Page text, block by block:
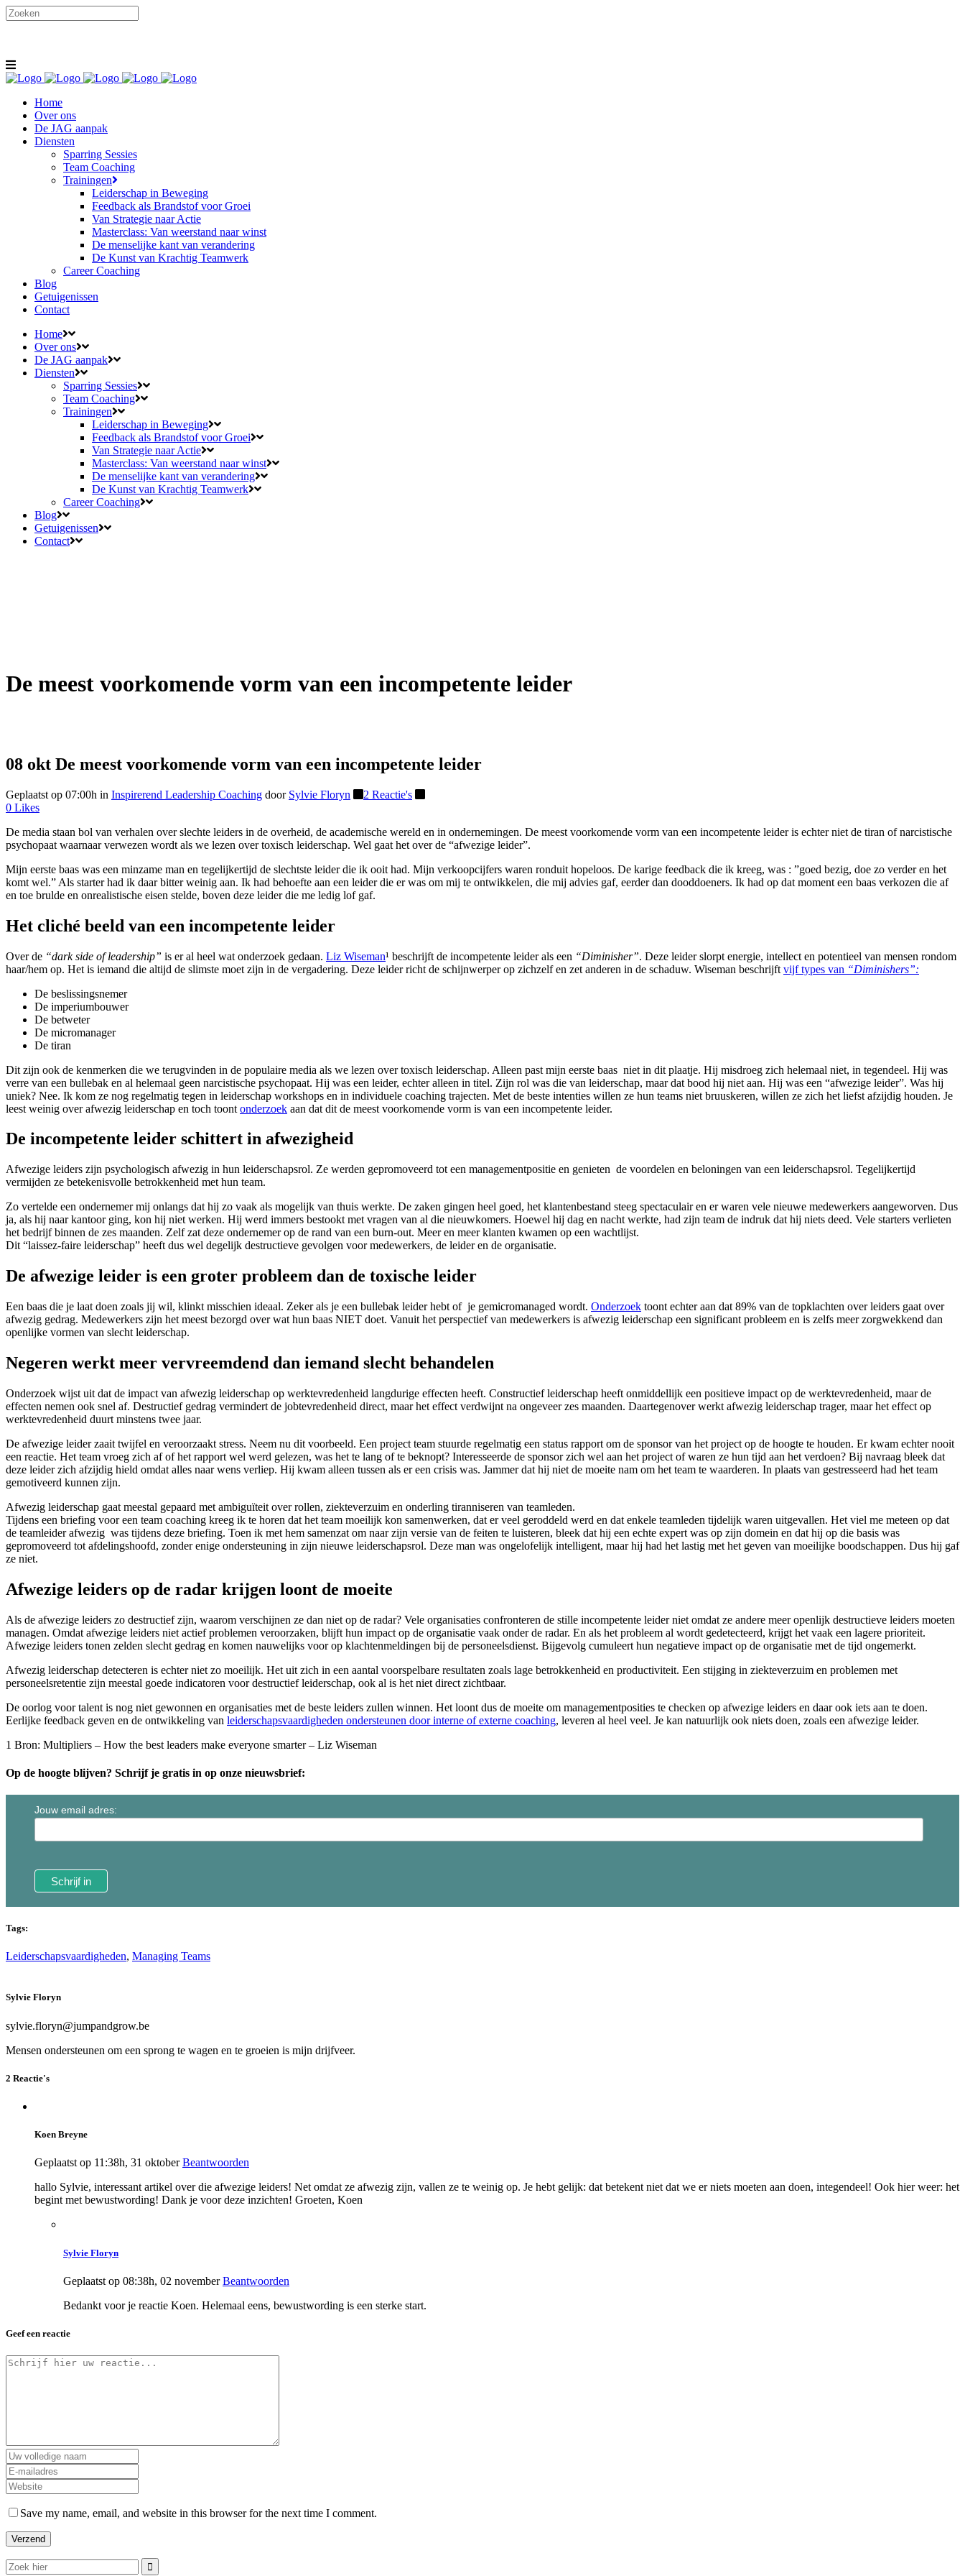
Home
Over ons
De JAG aanpak
Diensten
Sparring Sessies
Team Coaching
Trainingen
Leiderschap in Beweging
Feedback als Brandstof voor Groei
Van Strategie naar Actie
Masterclass: Van weerstand naar winst
De menselijke kant van verandering
De Kunst van Krachtig Teamwerk
Career Coaching
Blog
Getuigenissen
Contact
Home
Over ons
De JAG aanpak
Diensten
Sparring Sessies
Team Coaching
Trainingen
Leiderschap in Beweging
Feedback als Brandstof voor Groei
Van Strategie naar Actie
Masterclass: Van weerstand naar winst
De menselijke kant van verandering
De Kunst van Krachtig Teamwerk
Career Coaching
Blog
Getuigenissen
Contact
De meest voorkomende vorm van een incompetente leider
08 okt De meest voorkomende vorm van een incompetente leider
Geplaatst op 07:00h in Inspirerend Leadership Coaching door Sylvie Floryn
2 Reactie's
0 Likes
De media staan bol van verhalen over slechte leiders in de overheid, de academische wereld en in ondernemingen. De meest voorkomende vorm van een incompetente leider is echter niet de tiran of narcistische
psychopaat waarnaar verwezen wordt als we lezen over toxisch leiderschap. Wel gaat het over de “afwezige leider”.
Mijn eerste baas was een minzame man en tegelijkertijd de slechtste leider die ik ooit had. Mijn verkoopcijfers waren ronduit hopeloos. De karige feedback die ik kreeg, was : ”goed bezig, doe zo verder en het
komt wel.” Als starter had ik daar bitter weinig aan. Ik had behoefte aan een leider die er was om mij te ontwikkelen, die mij advies gaf, eerder dan dooddoeners. Ik had op dat moment een baas verkozen die af
en toe brulde en onrealistische eisen stelde, boven deze leider die me ledig lof gaf.
Het cliché beeld van een incompetente leider
Over de “dark side of leadership” is er al heel wat onderzoek gedaan. Liz Wiseman¹ beschrijft de incompetente leider als een “Diminisher”. Deze leider slorpt energie, intellect en potentieel van mensen rondom
haar/hem op. Het is iemand die altijd de slimste moet zijn in de vergadering. Deze leider richt de schijnwerper op zichzelf en zet anderen in de schaduw. Wiseman beschrijft vijf types van “Diminishers”:
De beslissingsnemer
De imperiumbouwer
De betweter
De micromanager
De tiran
Dit zijn ook de kenmerken die we terugvinden in de populaire media als we lezen over toxisch leiderschap. Alleen past mijn eerste baas niet in dit plaatje. Hij misdroeg zich helemaal niet, in tegendeel. Hij was
verre van een bullebak en al helemaal geen narcistische psychopaat. Hij was een leider, echter alleen in titel. Zijn rol was die van leiderschap, maar dat bood hij niet aan. Hij was een “afwezige leider”. Was hij
uniek? Nee. Ik kom ze nog regelmatig tegen in leiderschap workshops en in individuele coaching trajecten. Met de beste intenties willen ze hun teams niet bruuskeren, willen ze zich het liefst afzijdig houden. Je
leest weinig over afwezig leiderschap en toch toont onderzoek aan dat dit de meest voorkomende vorm is van een incompetente leider.
De incompetente leider schittert in afwezigheid
Afwezige leiders zijn psychologisch afwezig in hun leiderschapsrol. Ze werden gepromoveerd tot een managementpositie en genieten de voordelen en beloningen van een leiderschapsrol. Tegelijkertijd
vermijden ze betekenisvolle betrokkenheid met hun team.
Zo vertelde een ondernemer mij onlangs dat hij zo vaak als mogelijk van thuis werkte. De zaken gingen heel goed, het klantenbestand steeg spectaculair en er waren vele nieuwe medewerkers aangeworven. Dus
ja, als hij naar kantoor ging, kon hij niet werken. Hij werd immers bestookt met vragen van al die nieuwkomers. Hoewel hij dag en nacht werkte, had zijn team de indruk dat hij niets deed. Vele starters verlieten
het bedrijf binnen de zes maanden. Zelf zat deze ondernemer op de rand van een burn-out. Meer en meer klanten kwamen op een wachtlijst.
Dit “laissez-faire leiderschap” heeft dus wel degelijk destructieve gevolgen voor medewerkers, de leider en de organisatie.
De afwezige leider is een groter probleem dan de toxische leider
Een baas die je laat doen zoals jij wil, klinkt misschien ideaal. Zeker als je een bullebak leider hebt of je gemicromanaged wordt. Onderzoek toont echter aan dat 89% van de topklachten over leiders gaat over
afwezig gedrag. Medewerkers zijn het meest bezorgd over wat hun baas NIET doet. Vanuit het perspectief van medewerkers is afwezig leiderschap een significant probleem en is zelfs meer zorgwekkend dan
openlijke vormen van slecht leiderschap.
Negeren werkt meer vervreemdend dan iemand slecht behandelen
Onderzoek wijst uit dat de impact van afwezig leiderschap op werktevredenheid langdurige effecten heeft. Constructief leiderschap heeft onmiddellijk een positieve impact op de werktevredenheid, maar de
effecten nemen ook snel af. Destructief gedrag vermindert de jobtevredenheid direct, maar het effect verdwijnt na ongeveer zes maanden. Daartegenover werkt afwezig leiderschap trager, maar het effect op
werktevredenheid duurt minstens twee jaar.
De afwezige leider zaait twijfel en veroorzaakt stress. Neem nu dit voorbeeld. Een project team stuurde regelmatig een status rapport om de sponsor van het project op de hoogte te houden. Er kwam echter nooit
een reactie. Het team vroeg zich af of het rapport wel werd gelezen, was het te lang of te beknopt? Interesseerde de sponsor zich wel aan het project of waren ze hun tijd aan het verdoen? Bij navraag bleek dat
deze leider zich afzijdig hield omdat alles naar wens verliep. Hij kwam alleen tussen als er een crisis was. Jammer dat hij niet de moeite nam om het team te waarderen. In plaats van gestresseerd had het team
gemotiveerd kunnen zijn.
Afwezig leiderschap gaat meestal gepaard met ambiguïteit over rollen, ziekteverzuim en onderling tiranniseren van teamleden.
Tijdens een briefing voor een team coaching kreeg ik te horen dat het team moeilijk kon samenwerken, dat er veel geroddeld werd en dat enkele teamleden tijdelijk waren uitgevallen. Het viel me meteen op dat
de teamleider afwezig was tijdens deze briefing. Toen ik met hem samenzat om naar zijn versie van de feiten te luisteren, bleek dat hij een echte expert was op zijn domein en dat hij op die basis was
gepromoveerd tot afdelingshoofd, zonder enige ondersteuning in zijn nieuwe leiderschapsrol. Deze man was ongelofelijk intelligent, maar hij had het lastig met het geven van moeilijke boodschappen. Dus hij gaf
ze niet.
Afwezige leiders op de radar krijgen loont de moeite
Als de afwezige leiders zo destructief zijn, waarom verschijnen ze dan niet op de radar? Vele organisaties confronteren de stille incompetente leider niet omdat ze andere meer openlijk destructieve leiders moeten
managen. Omdat afwezige leiders niet actief problemen veroorzaken, blijft hun impact op de organisatie vaak onder de radar. En als het probleem al wordt gedetecteerd, krijgt het vaak een lagere prioriteit.
Afwezige leiders tonen zelden slecht gedrag en komen nauwelijks voor op klachtenmeldingen bij de personeelsdienst. Bijgevolg cumuleert hun negatieve impact op de organisatie met de tijd ongemerkt.
Afwezig leiderschap detecteren is echter niet zo moeilijk. Het uit zich in een aantal voorspelbare resultaten zoals lage betrokkenheid en productiviteit. Een stijging in ziekteverzuim en problemen met
personeelsretentie zijn meestal goede indicatoren voor destructief leiderschap, ook al is het niet direct zichtbaar.
De oorlog voor talent is nog niet gewonnen en organisaties met de beste leiders zullen winnen. Het loont dus de moeite om managementposities te checken op afwezige leiders en daar ook iets aan te doen.
Eerlijke feedback geven en de ontwikkeling van leiderschapsvaardigheden ondersteunen door interne of externe coaching, leveren al heel veel. Je kan natuurlijk ook niets doen, zoals een afwezige leider.
1 Bron: Multipliers – How the best leaders make everyone smarter – Liz Wiseman
Op de hoogte blijven? Schrijf je gratis in op onze nieuwsbrief:
Jouw email adres:
Tags:
Leiderschapsvaardigheden, Managing Teams
Sylvie Floryn
sylvie.floryn@jumpandgrow.be
Mensen ondersteunen om een sprong te wagen en te groeien is mijn drijfveer.
2 Reactie's
Koen Breyne
Geplaatst op 11:38h, 31 oktober Beantwoorden
hallo Sylvie, interessant artikel over die afwezige leiders! Net omdat ze afwezig zijn, vallen ze te weinig op. Je hebt gelijk: dat betekent niet dat we er niets moeten aan doen, integendeel! Ook hier weer: het
begint met bewustwording! Dank je voor deze inzichten! Groeten, Koen
Sylvie Floryn
Geplaatst op 08:38h, 02 november Beantwoorden
Bedankt voor je reactie Koen. Helemaal eens, bewustwording is een sterke start.
Geef een reactie
Save my name, email, and website in this browser for the next time I comment.
Zoek